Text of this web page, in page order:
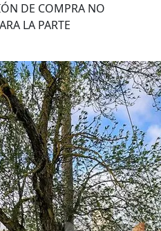
DE COMPRA NO
LA PARTE